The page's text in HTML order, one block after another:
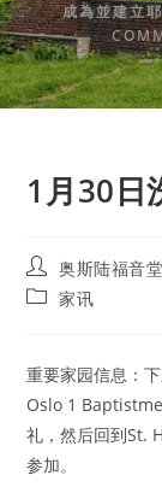
成為並建立
1月30日
Post
author:
奥斯陆福音
Post家讯
重要家园信息：
Oslo 1
礼，然后回到St.
参加。